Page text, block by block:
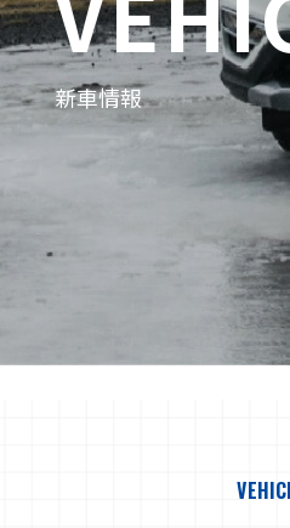
新車情報
鈑金塗装
車検
一般修理
新・中古車販売